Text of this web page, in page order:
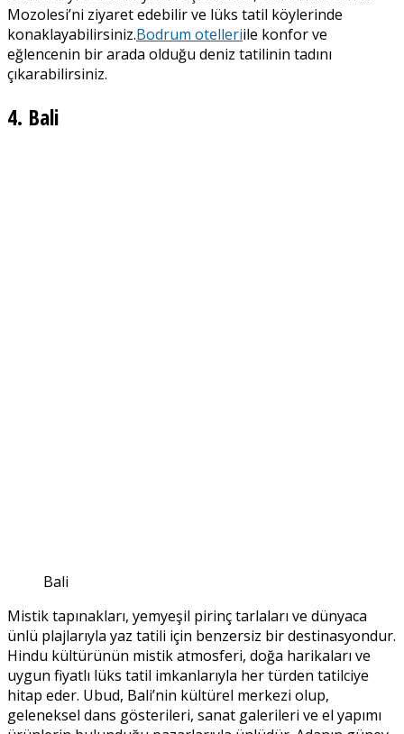
Mozolesi’ni ziyaret edebilir ve lüks tatil köylerinde
konaklayabilirsiniz.Bodrum otelleriile konfor ve
eğlencenin bir arada olduğu deniz tatilinin tadını
çıkarabilirsiniz.
4. Bali
Bali
Mistik tapınakları, yemyeşil pirinç tarlaları ve dünyaca
ünlü plajlarıyla yaz tatili için benzersiz bir destinasyondur.
Hindu kültürünün mistik atmosferi, doğa harikaları ve
uygun fiyatlı lüks tatil imkanlarıyla her türden tatilciye
hitap eder. Ubud, Bali’nin kültürel merkezi olup,
geleneksel dans gösterileri, sanat galerileri ve el yapımı